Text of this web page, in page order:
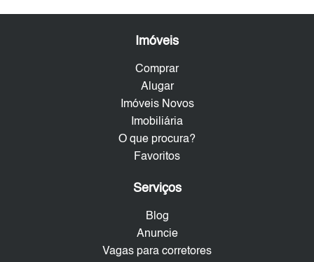
Imóveis
Comprar
Alugar
Imóveis Novos
Imobiliária
O que procura?
Favoritos
Serviços
Blog
Anuncie
Vagas para corretores